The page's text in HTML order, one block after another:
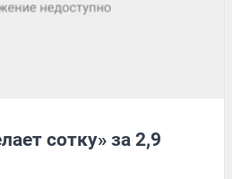
сотку» за 2,9